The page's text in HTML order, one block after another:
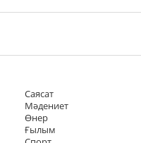
Саясат
Мәдениет
Өнер
Ғылым